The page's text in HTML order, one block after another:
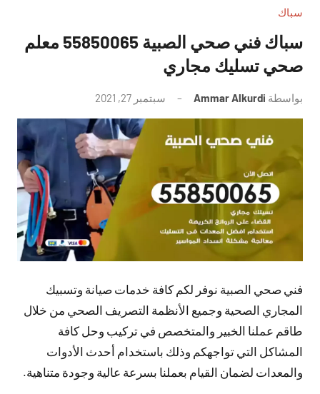
للاعلانات
بالكويت
سباك
سباك فني صحي الصبية 55850065 معلم
صحي تسليك مجاري
بواسطة Ammar Alkurdi سبتمبر 27, 2021
توجد
تعليقات
فني صحي الصبية نوفر لكم كافة خدمات صيانة وتسبيك
المجاري الصحية وجميع الأنظمة التصريف الصحي من خلال
طاقم عملنا الخبير والمتخصص في تركيب وحل كافة
المشاكل التي تواجهكم وذلك باستخدام أحدث الأدوات
والمعدات لضمان القيام بعملنا بسرعة عالية وجودة متناهية.